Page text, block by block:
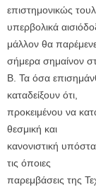
επιστημονικώς
υπερβολικά
μάλλον θα
σήμερα σημαίνον
Β. Τα όσα
καταδείξουν ότι,
προκειμένου να
θεσμική και
κανονιστική
τις όποιες
παρεμβάσεις της